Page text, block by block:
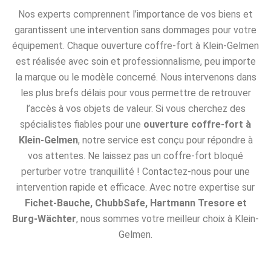
Nos experts comprennent l’importance de vos biens et
garantissent une intervention sans dommages pour votre
équipement. Chaque ouverture coffre-fort à Klein-Gelmen
est réalisée avec soin et professionnalisme, peu importe
la marque ou le modèle concerné. Nous intervenons dans
les plus brefs délais pour vous permettre de retrouver
l’accès à vos objets de valeur. Si vous cherchez des
spécialistes fiables pour une ouverture coffre-fort à
Klein-Gelmen, notre service est conçu pour répondre à
vos attentes. Ne laissez pas un coffre-fort bloqué
perturber votre tranquillité ! Contactez-nous pour une
intervention rapide et efficace. Avec notre expertise sur
Fichet-Bauche, ChubbSafe, Hartmann Tresore et
Burg-Wächter, nous sommes votre meilleur choix à Klein-
Gelmen.